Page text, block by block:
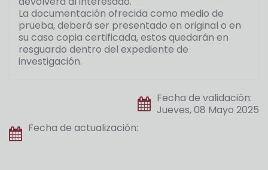
La documentación ofrecida como medio de
prueba, deberá ser presentado en original o en
su caso copia certificada, estos quedarán en
resguardo dentro del expediente de
investigación.
Fecha de validación:
Jueves, 08 Mayo 2025
Fecha de actualización: